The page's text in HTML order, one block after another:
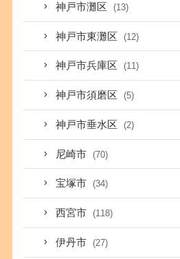
神戸市灘区 (13)
神戸市東灘区 (12)
神戸市兵庫区 (11)
神戸市須磨区 (5)
神戸市垂水区 (2)
尼崎市 (70)
宝塚市 (34)
西宮市 (118)
伊丹市 (27)